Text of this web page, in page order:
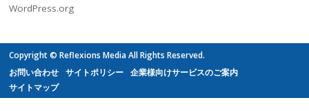
WordPress.org
Copyright © Reflexions Media All Rights Reserved.
お問い合わせ
サイトポリシー
企業様向けサービスのご案内
サイトマップ